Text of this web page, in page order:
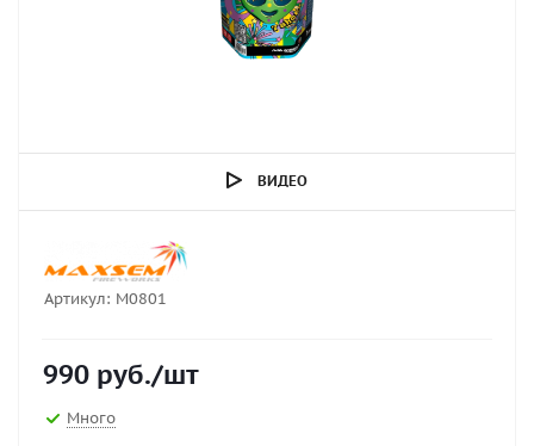
ВИДЕО
Артикул: M0801
990 руб./шт
Много